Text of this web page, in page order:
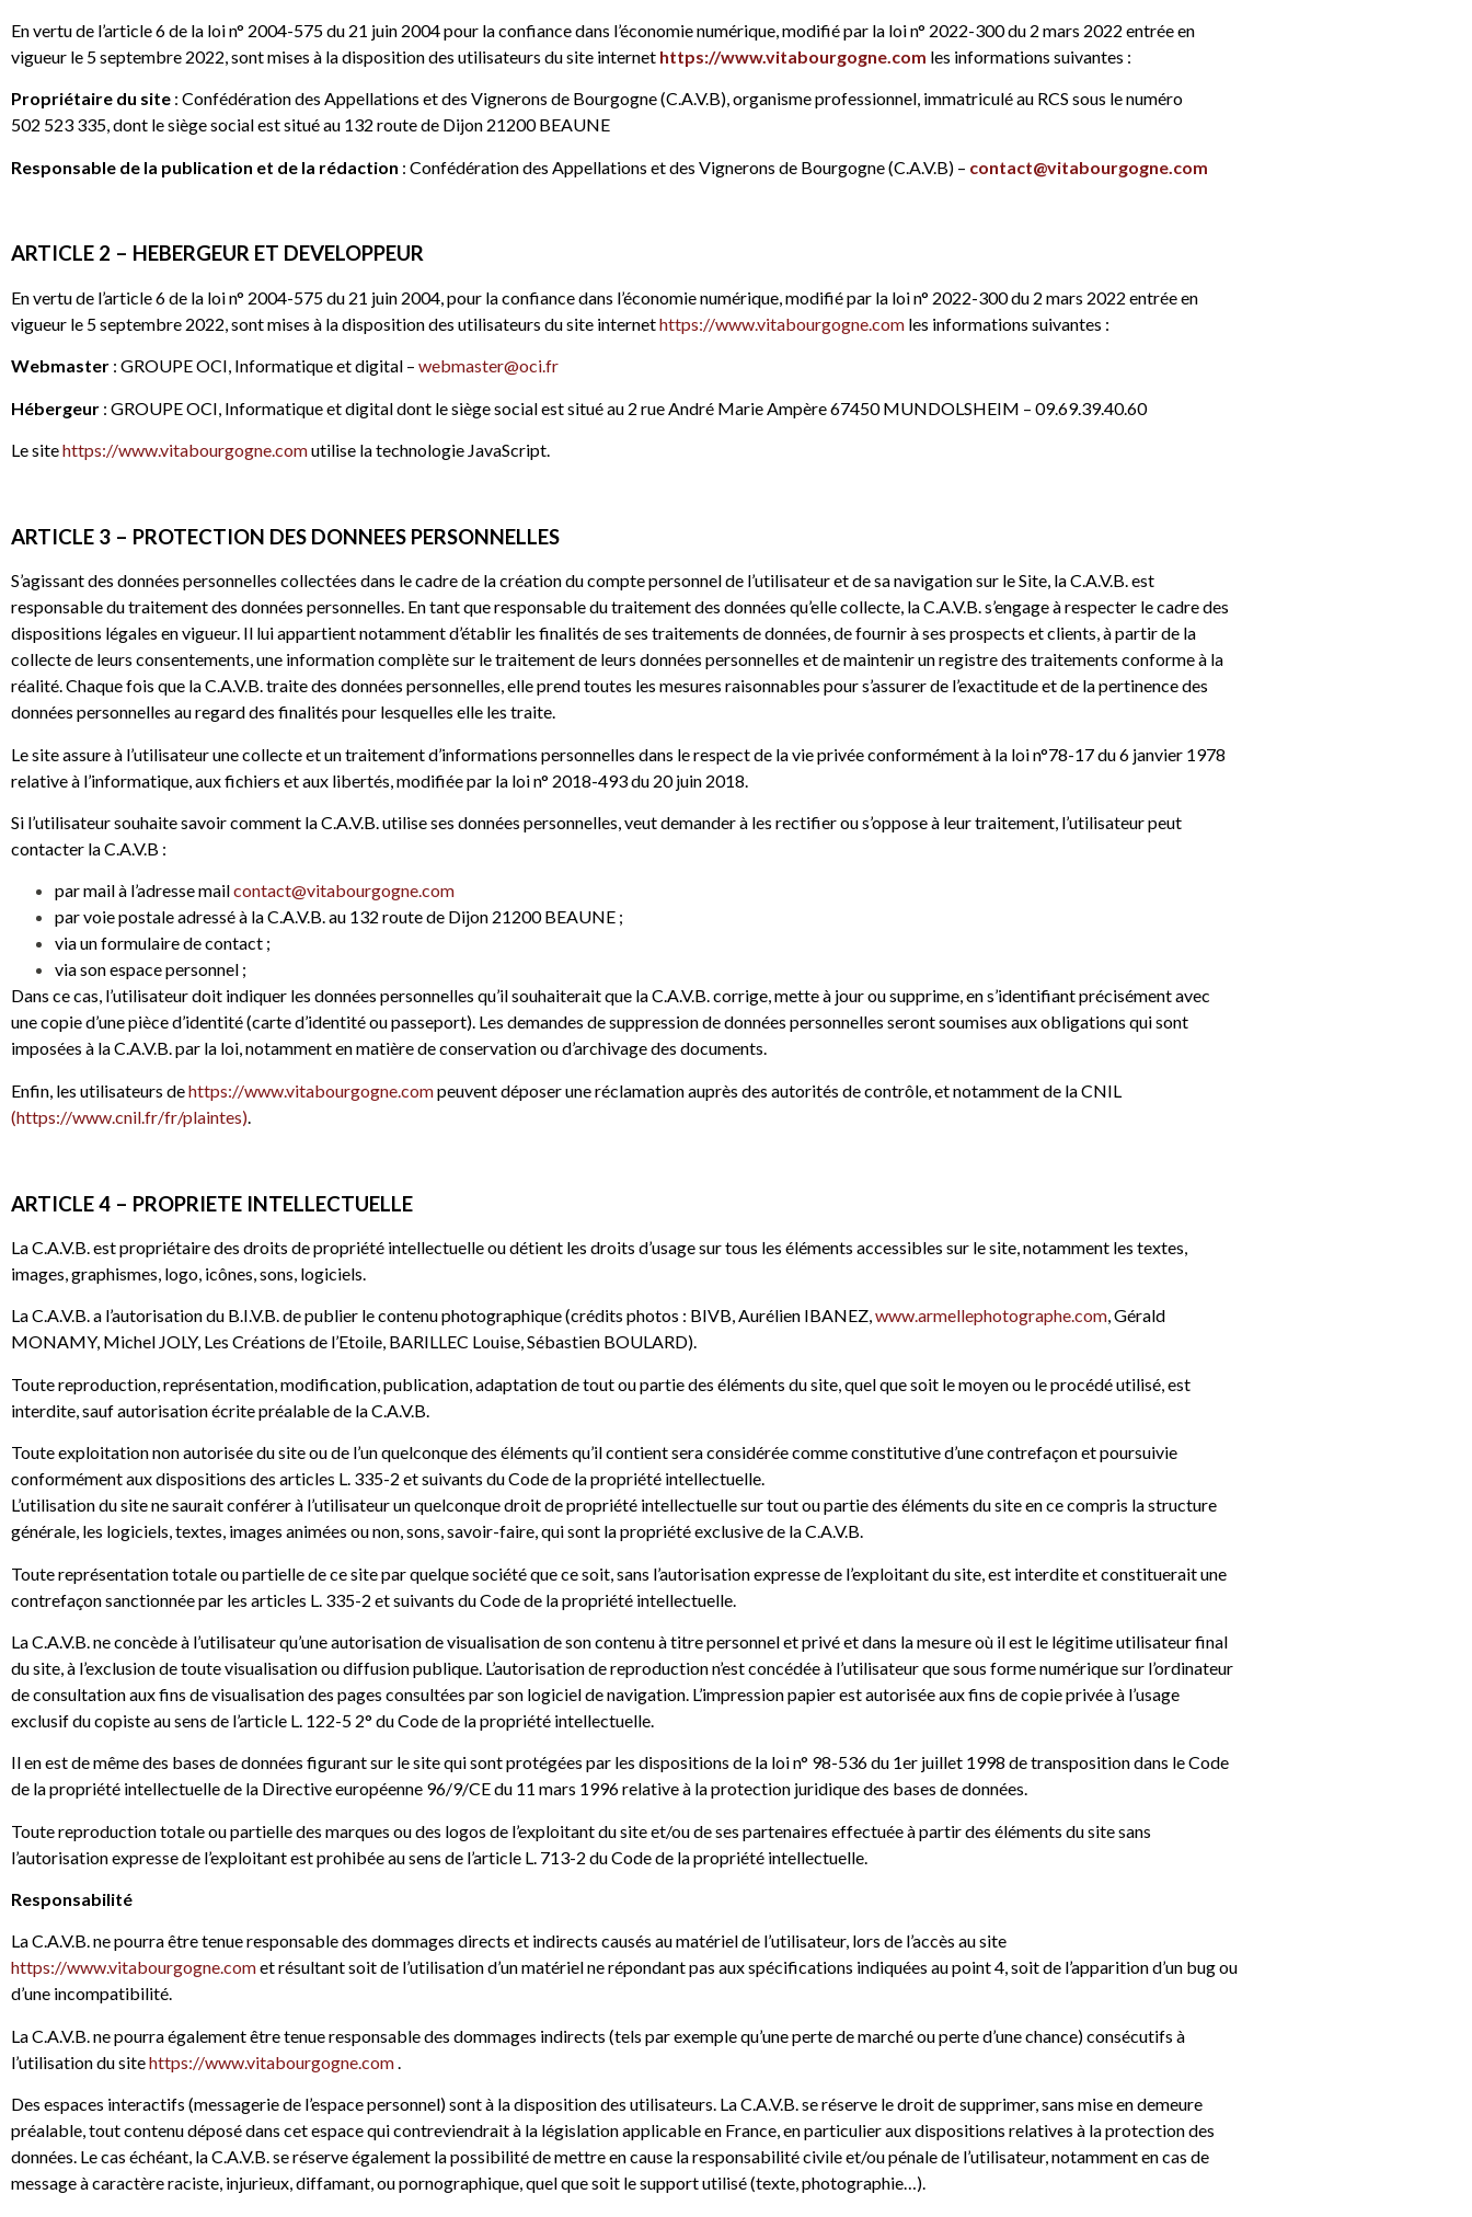
En vertu de l’article 6 de la loi n° 2004-575 du 21 juin 2004 pour la confiance dans l’économie numérique, modifié par la loi n° 2022-300 du 2 mars 2022 entrée en
vigueur le 5 septembre 2022, sont mises à la disposition des utilisateurs du site internet https://www.vitabourgogne.com les informations suivantes :
Propriétaire du site : Confédération des Appellations et des Vignerons de Bourgogne (C.A.V.B), organisme professionnel, immatriculé au RCS sous le numéro
502 523 335, dont le siège social est situé au 132 route de Dijon 21200 BEAUNE
Responsable de la publication et de la rédaction : Confédération des Appellations et des Vignerons de Bourgogne (C.A.V.B) – contact@vitabourgogne.com
ARTICLE 2 – HEBERGEUR ET DEVELOPPEUR
En vertu de l’article 6 de la loi n° 2004-575 du 21 juin 2004, pour la confiance dans l’économie numérique, modifié par la loi n° 2022-300 du 2 mars 2022 entrée en
vigueur le 5 septembre 2022, sont mises à la disposition des utilisateurs du site internethttps://www.vitabourgogne.com les informations suivantes :
Webmaster : GROUPE OCI, Informatique et digital – webmaster@oci.fr
Hébergeur : GROUPE OCI, Informatique et digital dont le siège social est situé au 2 rue André Marie Ampère 67450 MUNDOLSHEIM – 09.69.39.40.60
Le sitehttps://www.vitabourgogne.comutilise la technologie JavaScript.
ARTICLE 3 – PROTECTION DES DONNEES PERSONNELLES
S’agissant des données personnelles collectées dans le cadre de la création du compte personnel de l’utilisateur et de sa navigation sur le Site, la C.A.V.B. est
responsable du traitement des données personnelles. En tant que responsable du traitement des données qu’elle collecte, la C.A.V.B. s’engage à respecter le cadre des
dispositions légales en vigueur. Il lui appartient notamment d’établir les finalités de ses traitements de données, de fournir à ses prospects et clients, à partir de la
collecte de leurs consentements, une information complète sur le traitement de leurs données personnelles et de maintenir un registre des traitements conforme à la
réalité.Chaque fois que la C.A.V.B. traite des données personnelles, elle prend toutes les mesures raisonnables pour s’assurer de l’exactitude et de la pertinence des
données personnelles au regard des finalités pour lesquelles elle les traite.
Le site assure à l’utilisateur une collecte et un traitement d’informations personnelles dans le respect de la vie privée conformément à la loi n°78-17 du 6 janvier 1978
relative à l’informatique, aux fichiers et aux libertés, modifiée par la loi n° 2018-493 du 20 juin 2018.
Si l’utilisateur souhaite savoir comment la C.A.V.B. utilise ses données personnelles, veut demander à les rectifier ou s’oppose à leur traitement, l’utilisateur peut
contacter la C.A.V.B :
par mail à l’adresse mailcontact@vitabourgogne.com
par voie postale adressé à la C.A.V.B. au 132 route de Dijon 21200 BEAUNE ;
via un formulaire de contact ;
via son espace personnel ;
Dans ce cas, l’utilisateur doit indiquer les données personnelles qu’il souhaiterait que la C.A.V.B. corrige, mette à jour ou supprime, en s’identifiant précisément avec
une copie d’une pièce d’identité (carte d’identité ou passeport). Les demandes de suppression de données personnelles seront soumises aux obligations qui sont
imposées à la C.A.V.B. par la loi, notamment en matière de conservation ou d’archivage des documents.
Enfin, les utilisateurs dehttps://www.vitabourgogne.compeuvent déposer une réclamation auprès des autorités de contrôle, et notamment de la CNIL
(https://www.cnil.fr/fr/plaintes)
ARTICLE 4 – PROPRIETE INTELLECTUELLE
La C.A.V.B. est propriétaire des droits de propriété intellectuelle ou détient les droits d’usage sur tous les éléments accessibles sur le site, notamment les textes,
images, graphismes, logo, icônes, sons, logiciels.
La C.A.V.B. a l’autorisation du B.I.V.B. de publier le contenu photographique (crédits photos : BIVB, Aurélien IBANEZ,www.armellephotographe.com, Gérald
MONAMY, Michel JOLY, Les Créations de l’Etoile, BARILLEC Louise, Sébastien BOULARD).
Toute reproduction, représentation, modification, publication, adaptation de tout ou partie des éléments du site, quel que soit le moyen ou le procédé utilisé, est
interdite, sauf autorisation écrite préalable de la C.A.V.B.
Toute exploitation non autorisée du site ou de l’un quelconque des éléments qu’il contient sera considérée comme constitutive d’une contrefaçon et poursuivie
conformément aux dispositions des articles L. 335-2 et suivants du Code de la propriété intellectuelle.
L’utilisation du site ne saurait conférer à l’utilisateur un quelconque droit de propriété intellectuelle sur tout ou partie des éléments du site en ce compris la structure
générale, les logiciels, textes, images animées ou non, sons, savoir-faire, qui sont la propriété exclusive de la C.A.V.B.
Toute représentation totale ou partielle de ce site par quelque société que ce soit, sans l’autorisation expresse de l’exploitant du site, est interdite et constituerait une
contrefaçon sanctionnée par les articles L. 335-2 et suivants du Code de la propriété intellectuelle.
La C.A.V.B. ne concède à l’utilisateur qu’une autorisation de visualisation de son contenu à titre personnel et privé et dans la mesure où il est le légitime utilisateur final
du site, à l’exclusion de toute visualisation ou diffusion publique. L’autorisation de reproduction n’est concédée à l’utilisateur que sous forme numérique sur l’ordinateur
de consultation aux fins de visualisation des pages consultées par son logiciel de navigation. L’impression papier est autorisée aux fins de copie privée à l’usage
exclusif du copiste au sens de l’article L. 122-5 2° du Code de la propriété intellectuelle.
Il en est de même des bases de données figurant sur le site qui sont protégées par les dispositions de la loi n° 98-536 du 1er juillet 1998 de transposition dans le Code
de la propriété intellectuelle de la Directive européenne 96/9/CE du 11 mars 1996 relative à la protection juridique des bases de données.
Toute reproduction totale ou partielle des marques ou des logos de l’exploitant du site et/ou de ses partenaires effectuée à partir des éléments du site sans
l’autorisation expresse de l’exploitant est prohibée au sens de l’article L. 713-2 du Code de la propriété intellectuelle.
Responsabilité
La C.A.V.B. ne pourra être tenue responsable des dommages directs et indirects causés au matériel de l’utilisateur, lors de l’accès au site
https://www.vitabourgogne.comet résultant soit de l’utilisation d’un matériel ne répondant pas aux spécifications indiquées au point 4, soit de l’apparition d’un bug ou
d’une incompatibilité.
La C.A.V.B. ne pourra également être tenue responsable des dommages indirects (tels par exemple qu’une perte de marché ou perte d’une chance) consécutifs à
l’utilisation du sitehttps://www.vitabourgogne.com.
Des espaces interactifs (messagerie de l’espace personnel) sont à la disposition des utilisateurs. La C.A.V.B. se réserve le droit de supprimer, sans mise en demeure
préalable, tout contenu déposé dans cet espace qui contreviendrait à la législation applicable en France, en particulier aux dispositions relatives à la protection des
données. Le cas échéant, la C.A.V.B. se réserve également la possibilité de mettre en cause la responsabilité civile et/ou pénale de l’utilisateur, notamment en cas de
message à caractère raciste, injurieux, diffamant, ou pornographique, quel que soit le support utilisé (texte, photographie…).